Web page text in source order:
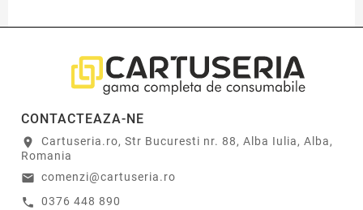
CONTACTEAZA-NE
location_on
Cartuseria.ro, Str Bucuresti nr. 88, Alba Iulia, Alba,
Romania
email comenzi@cartuseria.ro
call 0376 448 890